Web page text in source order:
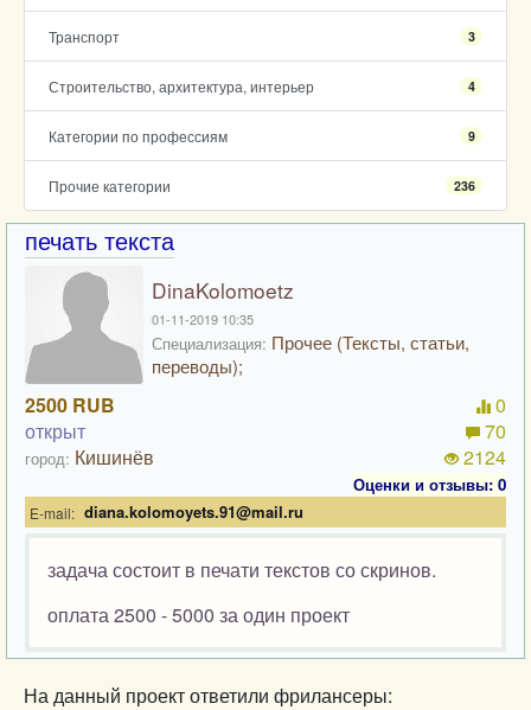
Транспорт 3
Строительство, архитектура, интерьер 4
Категории по профессиям 9
Прочие категории 236
печать текста
DinaKolomoetz
01-11-2019 10:35
Специализация: Прочее (Тексты, статьи,
переводы);
2500 RUB
открыт
город: Кишинёв
0
70
2124
Оценки и отзывы: 0
E-mail: diana.kolomoyets.91@mail.ru
задача состоит в печати текстов со скринов.
оплата 2500 - 5000 за один проект
На данный проект ответили фрилансеры: